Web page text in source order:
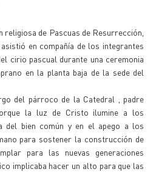
de Pascuas de Resurrección,
en compañía de los integrantes
cirio pascual durante una ceremonia
en la planta baja de la sede del
del párroco de la Catedral , padre
la luz de Cristo ilumine a los
del bien común y en el apego a los
para sostener la construcción de
para las nuevas generaciones
implicaba hacer un alto para que las